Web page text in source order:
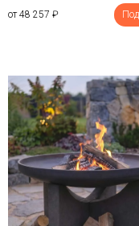
от 48 257 ₽